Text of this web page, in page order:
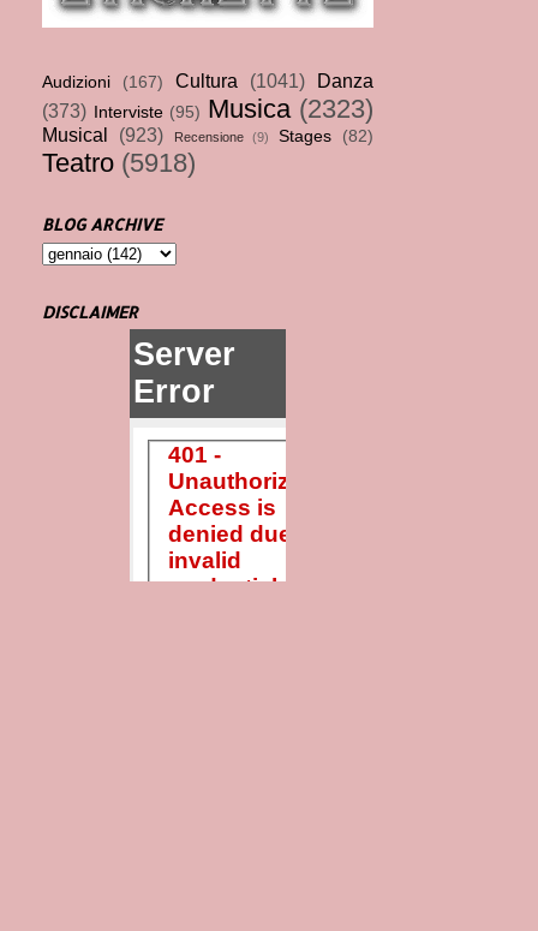
Audizioni (167) Cultura (1041)
Danza
(373)
Interviste (95) Musica (2323)
Musical (923) Recensione (9) Stages (82)
Teatro (5918)
BLOG ARCHIVE
DISCLAIMER